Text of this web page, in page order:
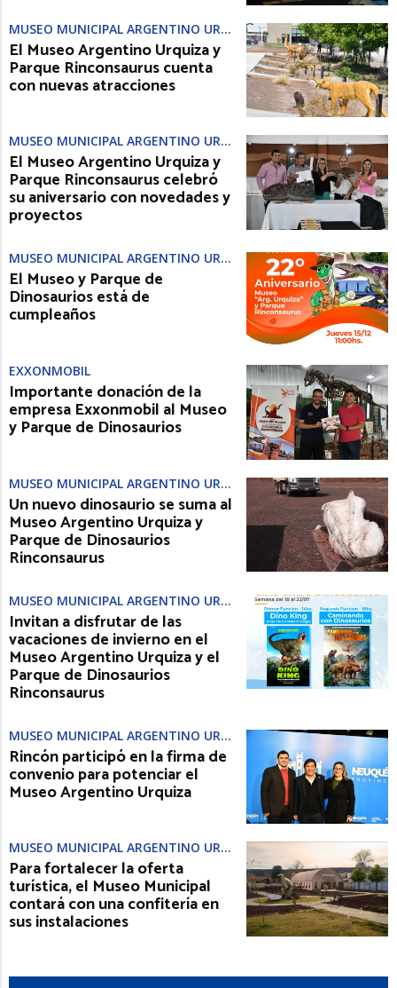
MUSEO MUNICIPAL ARGENTINO URQUIZA
El Museo Argentino Urquiza y
Parque Rinconsaurus cuenta
con nuevas atracciones
MUSEO MUNICIPAL ARGENTINO URQUIZA
El Museo Argentino Urquiza y
Parque Rinconsaurus celebró
su aniversario con novedades y
proyectos
MUSEO MUNICIPAL ARGENTINO URQUIZA
El Museo y Parque de
Dinosaurios está de
cumpleaños
EXXONMOBIL
Importante donación de la
empresa Exxonmobil al Museo
y Parque de Dinosaurios
MUSEO MUNICIPAL ARGENTINO URQUIZA
Un nuevo dinosaurio se suma al
Museo Argentino Urquiza y
Parque de Dinosaurios
Rinconsaurus
MUSEO MUNICIPAL ARGENTINO URQUIZA
Invitan a disfrutar de las
vacaciones de invierno en el
Museo Argentino Urquiza y el
Parque de Dinosaurios
Rinconsaurus
MUSEO MUNICIPAL ARGENTINO URQUIZA
Rincón participó en la firma de
convenio para potenciar el
Museo Argentino Urquiza
MUSEO MUNICIPAL ARGENTINO URQUIZA
Para fortalecer la oferta
turística, el Museo Municipal
contará con una confitería en
sus instalaciones